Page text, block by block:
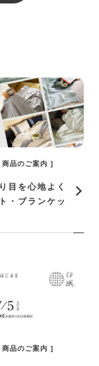
商品のご案内
目を心地よく
・ブランケッ
商品のご案内